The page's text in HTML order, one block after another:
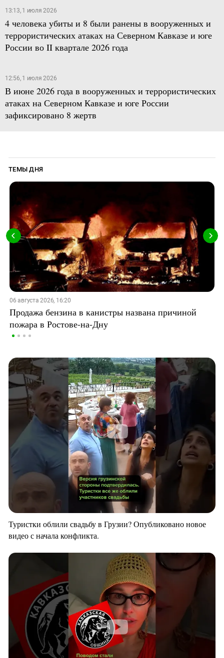
13:13, 1 июля 2026
4 человека убиты и 8 были ранены в вооруженных и
террористических атаках на Северном Кавказе и юге
России во II квартале 2026 года
12:56, 1 июля 2026
В июне 2026 года в вооруженных и террористических
атаках на Северном Кавказе и юге России
зафиксировано 8 жертв
ТЕМЫ ДНЯ
06 августа 2026, 16:20
Продажа бензина в канистры названа причиной
пожара в Ростове-на-Дну
Туристки облили свадьбу в Грузии? Опубликовано новое
видео с начала конфликта.